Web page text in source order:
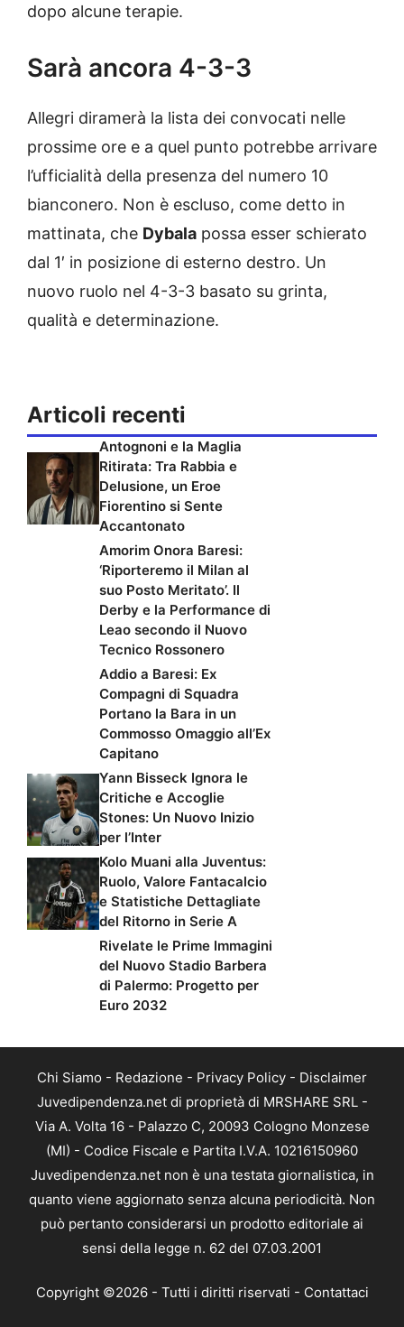
dopo alcune terapie.
Sarà ancora 4-3-3
Allegri diramerà la lista dei convocati nelle
prossime ore e a quel punto potrebbe arrivare
l’ufficialità della presenza del numero 10
bianconero. Non è escluso, come detto in
mattinata, che Dybala possa esser schierato
dal 1′ in posizione di esterno destro. Un
nuovo ruolo nel 4-3-3 basato su grinta,
qualità e determinazione.
Articoli recenti
Antognoni e la Maglia
Ritirata: Tra Rabbia e
Delusione, un Eroe
Fiorentino si Sente
Accantonato
Amorim Onora Baresi:
‘Riporteremo il Milan al
suo Posto Meritato’. Il
Derby e la Performance di
Leao secondo il Nuovo
Tecnico Rossonero
Addio a Baresi: Ex
Compagni di Squadra
Portano la Bara in un
Commosso Omaggio all’Ex
Capitano
Yann Bisseck Ignora le
Critiche e Accoglie
Stones: Un Nuovo Inizio
per l’Inter
Kolo Muani alla Juventus:
Ruolo, Valore Fantacalcio
e Statistiche Dettagliate
del Ritorno in Serie A
Rivelate le Prime Immagini
del Nuovo Stadio Barbera
di Palermo: Progetto per
Euro 2032
Chi Siamo - Redazione - Privacy Policy - Disclaimer
Juvedipendenza.net di proprietà di MRSHARE SRL -
Via A. Volta 16 - Palazzo C, 20093 Cologno Monzese
(MI) - Codice Fiscale e Partita I.V.A. 10216150960
Juvedipendenza.net non è una testata giornalistica, in
quanto viene aggiornato senza alcuna periodicità. Non
può pertanto considerarsi un prodotto editoriale ai
sensi della legge n. 62 del 07.03.2001
Copyright ©2026 - Tutti i diritti riservati - Contattaci